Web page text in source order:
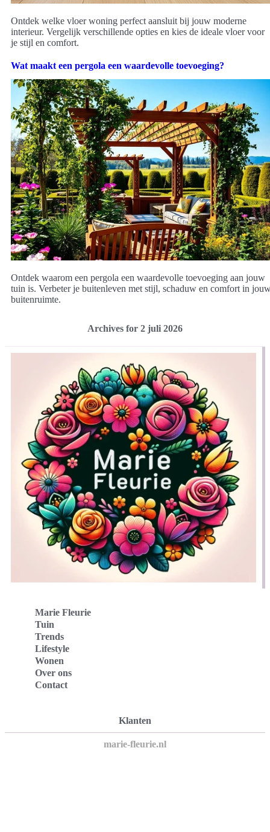
Ontdek welke vloer woning perfect aansluit bij jouw moderne
interieur. Vergelijk verschillende opties en kies de ideale vloer voor
je stijl en comfort.
Wat maakt een pergola een waardevolle toevoeging?
Ontdek waarom een pergola een waardevolle toevoeging aan jouw
tuin is. Verbeter je buitenleven met stijl, schaduw en comfort in
buitenruimte.
Archives for 2 juli 2026
Marie Fleurie
Tuin
Trends
Lifestyle
Wonen
Over ons
Contact
Klanten
marie-fleurie.nl